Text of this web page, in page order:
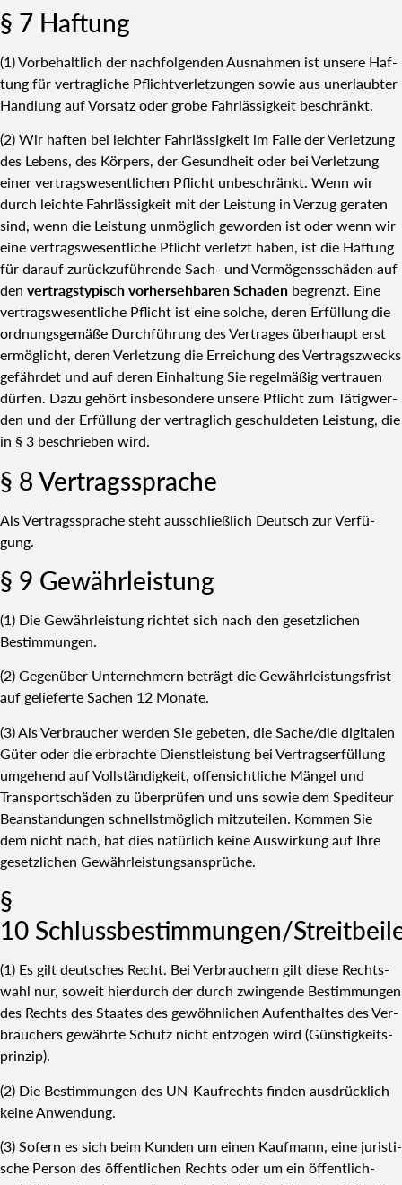
§ 7 Haf­tung
(1) Vor­be­halt­lich der nach­fol­gen­den Aus­nah­men ist unse­re Haf­
tung für ver­trag­li­che Pflicht­ver­let­zun­gen sowie aus uner­laub­ter
Hand­lung auf Vor­satz oder gro­be Fahr­läs­sig­keit beschränkt.
(2) Wir haf­ten bei leich­ter Fahr­läs­sig­keit im Fal­le der Ver­let­zung
des Lebens, des Kör­pers, der Gesund­heit oder bei Ver­let­zung
einer ver­trags­we­sent­li­chen Pflicht unbe­schränkt. Wenn wir
durch leich­te Fahr­läs­sig­keit mit der Leis­tung in Ver­zug gera­ten
sind, wenn die Leis­tung unmög­lich gewor­den ist oder wenn wir
eine ver­trags­we­sent­li­che Pflicht ver­letzt haben, ist die Haf­tung
für dar­auf zurück­zu­füh­ren­de Sach- und Ver­mö­gens­schä­den auf
den ver­trags­ty­pisch vor­her­seh­ba­ren Scha­den begrenzt. Eine
ver­trags­we­sent­li­che Pflicht ist eine sol­che, deren Erfül­lung die
ord­nungs­ge­mä­ße Durch­füh­rung des Ver­tra­ges über­haupt erst
ermög­licht, deren Ver­let­zung die Errei­chung des Ver­trags­zwecks
gefähr­det und auf deren Ein­hal­tung Sie regel­mä­ßig ver­trau­en
dür­fen. Dazu gehört ins­be­son­de­re unse­re Pflicht zum Tätig­wer­
den und der Erfül­lung der ver­trag­lich geschul­de­ten Leis­tung, die
in § 3 beschrie­ben wird.
§ 8 Ver­trags­spra­che
Als Ver­trags­spra­che steht aus­schließ­lich Deutsch zur Ver­fü­
gung.
§ 9 Gewähr­leis­tung
(1) Die Gewähr­leis­tung rich­tet sich nach den gesetz­li­chen
Bestim­mun­gen.
(2) Gegen­über Unter­neh­mern beträgt die Gewähr­leis­tungs­frist
auf gelie­fer­te Sachen 12 Mona­te.
(3) Als Ver­brau­cher wer­den Sie gebe­ten, die Sache/die digi­ta­len
Güter oder die erbrach­te Dienst­leis­tung bei Ver­trags­er­fül­lung
umge­hend auf Voll­stän­dig­keit, offen­sicht­li­che Män­gel und
Trans­port­schä­den zu über­prü­fen und uns sowie dem Spe­di­teur
Bean­stan­dun­gen schnellst­mög­lich mit­zu­tei­len. Kom­men Sie
dem nicht nach, hat dies natür­lich kei­ne Aus­wir­kung auf Ihre
gesetz­li­chen Gewähr­leis­tungs­an­sprü­che.
§
10 Schlussbestimmungen/
(1) Es gilt deut­sches Recht. Bei Ver­brau­chern gilt die­se Rechts­
wahl nur, soweit hier­durch der durch zwin­gen­de Bestim­mun­gen
des Rechts des Staa­tes des gewöhn­li­chen Auf­ent­hal­tes des Ver­
brau­chers gewähr­te Schutz nicht ent­zo­gen wird (Güns­tig­keits­
prin­zip).
(2) Die Bestim­mun­gen des UN-Kauf­rechts fin­den aus­drück­lich
kei­ne Anwen­dung.
(3) Sofern es sich beim Kun­den um einen Kauf­mann, eine juris­ti­
sche Per­son des öffent­li­chen Rechts oder um ein öffent­lich-